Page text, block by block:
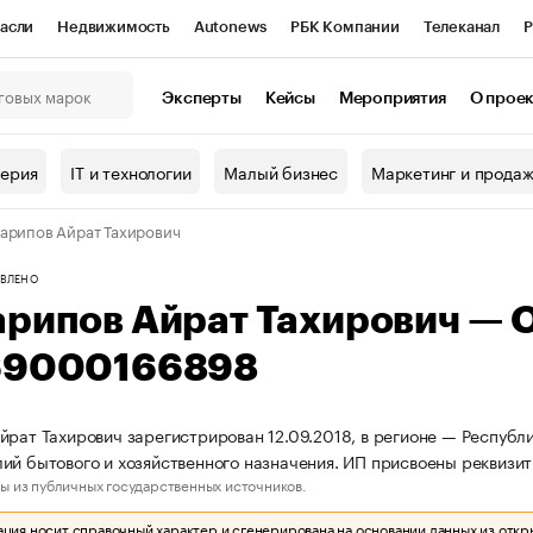
Недвижимость Autonews РБК Компании Телеканал
Проверка контрагентов
Эксперты Кейсы Мероприятия О
IT и технологии Малый бизнес Маркетинг и
Айрат Тахирович
Айрат Тахирович —
Тахирович зарегистрирован 12.09.2018, в регионе —
бытового и хозяйственного назначения. ИП присвоены
из публичных государственных источников.
носит справочный характер и сгенерирована на основании данных из